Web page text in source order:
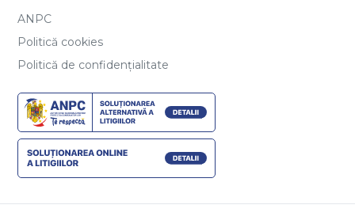
ANPC
Politică cookies
Politică de confidențialitate